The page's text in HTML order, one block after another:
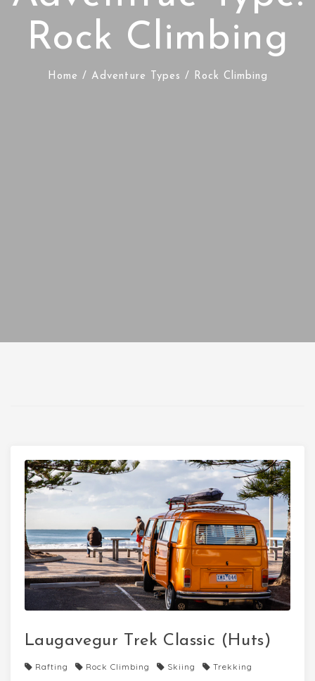
Rock Climbing
Home / Adventure Types / Rock Climbing
Laugavegur Trek Classic (Huts)
Rafting Rock Climbing Skiing Trekking